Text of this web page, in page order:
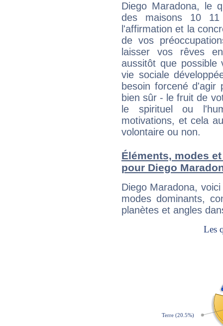
Diego Maradona, le
des maisons 10
l'affirmation et la
de vos
laisser vos rêves
aussitôt que
vie sociale
besoin forcené
bien sûr - le fruit de
le spirituel ou
motivations, et cela
volontaire ou non.
Éléments, modes
pour Diego
Diego Maradona,
modes dominants,
planètes et angles